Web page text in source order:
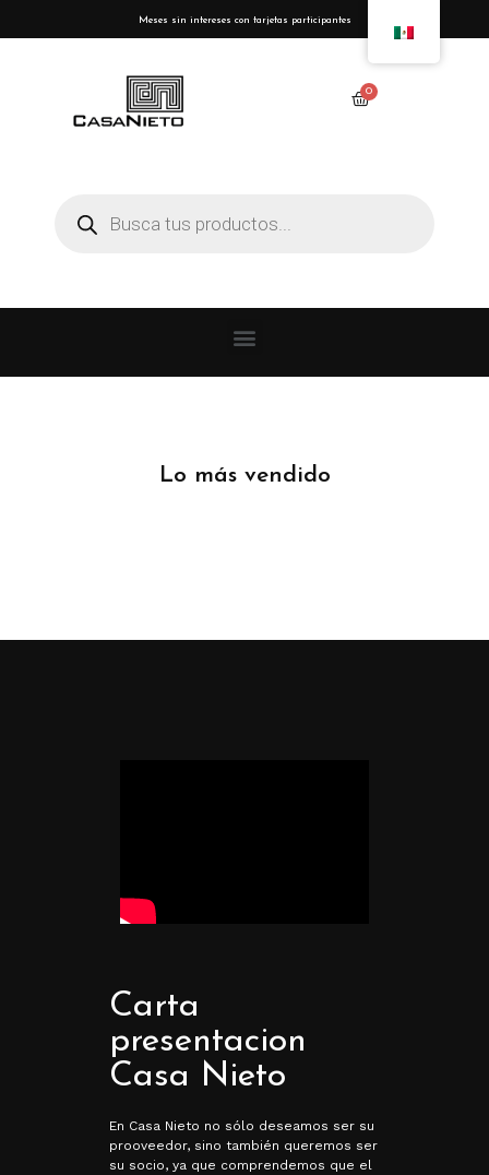
Meses sin intereses con tarjetas participantes
Lo más vendido
Carta
presentacion
Casa Nieto
En Casa Nieto no sólo deseamos ser su
prooveedor, sino también queremos ser
su socio, ya que comprendemos que el